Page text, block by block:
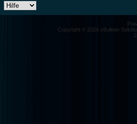
Copyright © 2026 vBulletin